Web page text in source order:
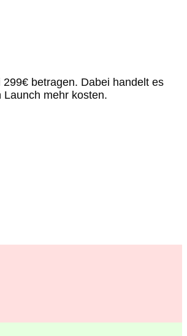
betragen. Dabei handelt es
mehr kosten.